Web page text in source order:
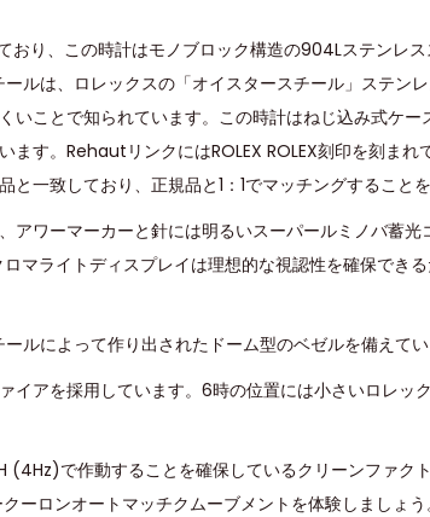
おり、この時計はモノブロック構造の904Lステンレ
ルは、ロレックスの「オイスタースチール」ステン
いことで知られています。この時計はねじ込み式ケ
ます。RehautリンクにはROLEX ROLEX刻印を刻まれ
と一致しており、正規品と1：1でマッチングすること
アワーマーカーと針には明るいスーパールミノバ蓄光
マライトディスプレイは理想的な視認性を確保できる
ルによって作り出されたドーム型のベゼルを備えてい
イアを採用しています。6時の位置には小さいロレッ
(4Hz)で作動することを確保しているクリーンファクト
ーロンオートマッチクムーブメントを体験しましょ